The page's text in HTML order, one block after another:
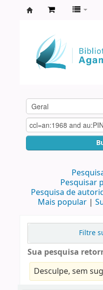
Agamenon
Magalhães
Pesquisar
Pesquisa de
Mais popular
Filtre
Sua pesquisa
Desculpe, sem